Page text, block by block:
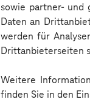
sowie partner- und
Daten an
werden für
Drittanbieterseiten
Weitere
finden Sie in den